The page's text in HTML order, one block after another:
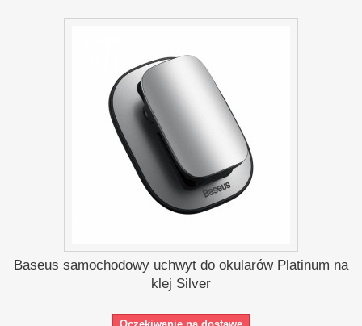
Baseus samochodowy uchwyt do okularów Platinum na
klej Silver